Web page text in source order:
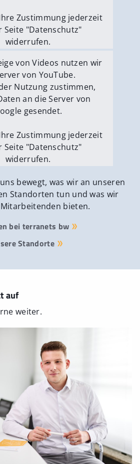
Zustimmung jederzeit
Seite "Datenschutz"
widerrufen.
Medien erlauben
von Videos nutzen wir
von YouTube.
Nutzung zustimmen,
an die Server von
gesendet.
Zustimmung jederzeit
Seite "Datenschutz"
widerrufen.
Medien erlauben
bewegt, was wir an unseren
Standorten tun und was wir
bieten.
bei terranets bw
Standorte
auf
weiter.